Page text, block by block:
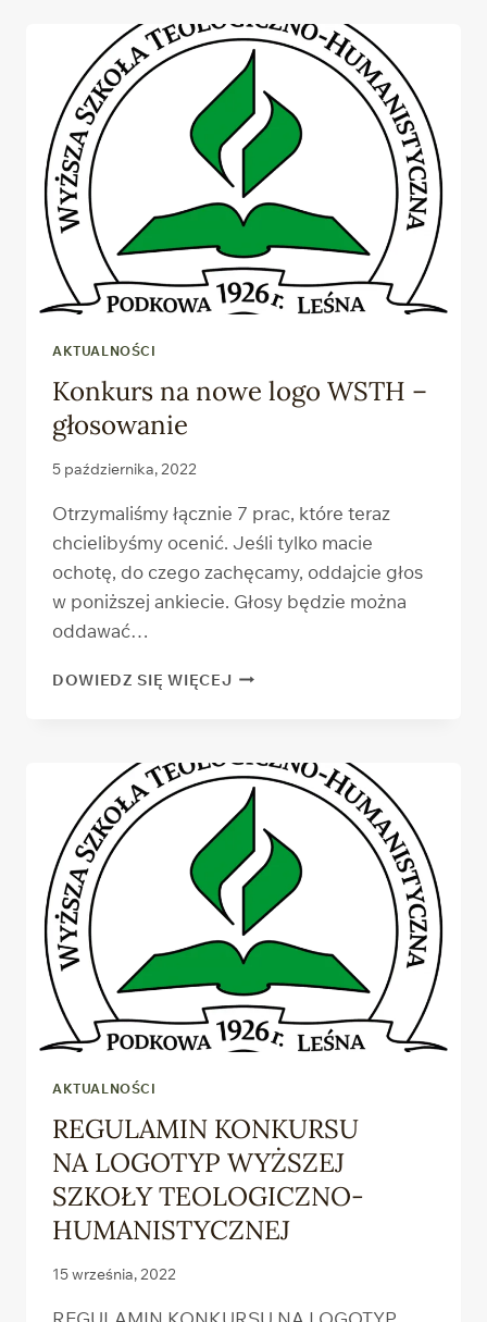
AKTUALNOŚCI
Konkurs na nowe logo WSTH –
głosowanie
5 października, 2022
Otrzymaliśmy łącznie 7 prac, które teraz
chcielibyśmy ocenić. Jeśli tylko macie
ochotę, do czego zachęcamy, oddajcie głos
w poniższej ankiecie. Głosy będzie można
oddawać…
DOWIEDZ SIĘ WIĘCEJKONKURS
GŁOSOWANIE
AKTUALNOŚCI
REGULAMIN KONKURSU
NA LOGOTYP WYŻSZEJ
SZKOŁY TEOLOGICZNO-
HUMANISTYCZNEJ
15 września, 2022